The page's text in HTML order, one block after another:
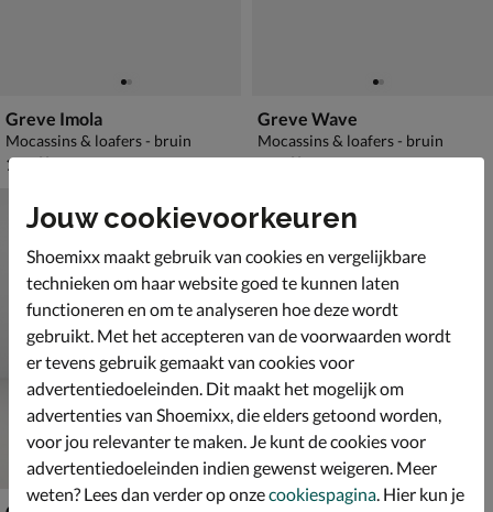
Greve Imola
Mocassins & loafers - bruin
€ 169,99
169,99
Greve Wave
Mocassins & loafers - bruin
€ 189,99
189,99
Jouw cookievoorkeuren
Shoemixx maakt gebruik van cookies en vergelijkbare
technieken om haar website goed te kunnen laten
functioneren en om te analyseren hoe deze wordt
gebruikt. Met het accepteren van de voorwaarden wordt
er tevens gebruik gemaakt van cookies voor
advertentiedoeleinden. Dit maakt het mogelijk om
advertenties van Shoemixx, die elders getoond worden,
voor jou relevanter te maken. Je kunt de cookies voor
advertentiedoeleinden indien gewenst weigeren. Meer
weten? Lees dan verder op onzecookiespagina. Hier kun je